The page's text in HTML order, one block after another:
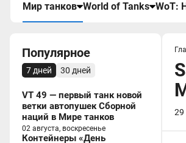
Мир танков World of Tanks WoT:
Популярное
7 дней 30 дней
VT 49 — первый танк новой
ветки автопушек Сборной
наций в Мире танков
02 августа, воскресенье
Контейнеры «День
29